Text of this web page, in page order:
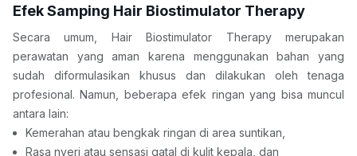
Efek Samping Hair Biostimulator Therapy
Secara umum, Hair Biostimulator Therapy merupakan
perawatan yang aman karena menggunakan bahan yang
sudah diformulasikan khusus dan dilakukan oleh tenaga
profesional. Namun, beberapa efek ringan yang bisa muncul
antara lain:
Kemerahan atau bengkak ringan di area suntikan,
Rasa nyeri atau sensasi gatal di kulit kepala, dan